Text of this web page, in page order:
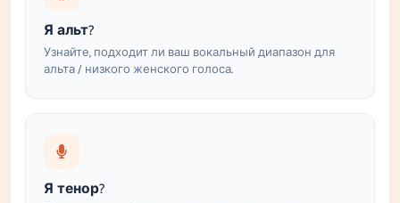
Я альт?
Узнайте, подходит ли ваш вокальный диапазон для
альта / низкого женского голоса.
Я тенор?